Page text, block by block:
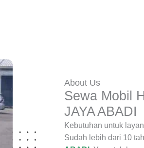
About Us
Sewa Mobil
JAYA ABADI
Kebutuhan untuk
Sudah lebih dari 10